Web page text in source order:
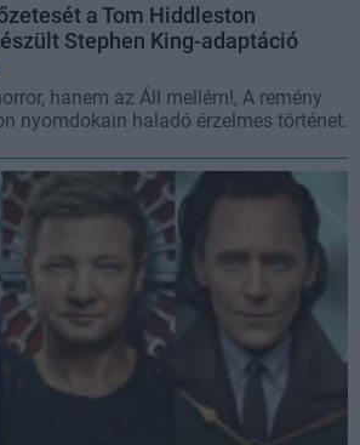
a Tom Hiddleston
Stephen King-adaptáció
hanem az Áll mellém!, A remény
nyomdokain haladó érzelmes történet.